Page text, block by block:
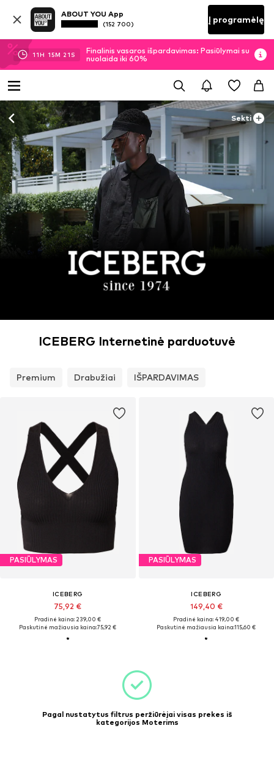
ABOUT YOU App
(152 700) Į programėlę
11H 15M 20S
Finalinis vasaros išpardavimas: Pasiūlymai su
nuolaida iki 60%
Sekti
ICEBERG Internetinė parduotuvė
Premium Drabužiai IŠPARDAVIMAS
PASIŪLYMAS
ICEBERG
75,92 €
Pradinė kaina: 239,00 €
Paskutinė mažiausia kaina:75,92 €
PASIŪLYMAS
ICEBERG
149,40 €
Pradinė kaina: 419,00 €
Paskutinė mažiausia kaina:115,60 €
Pagal nustatytus filtrus peržiūrėjai visas prekes iš
kategorijos Moterims